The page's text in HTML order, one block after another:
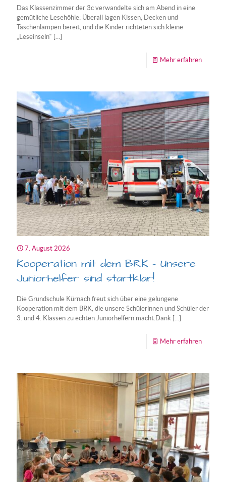
Das Klassenzimmer der 3c verwandelte sich am Abend in eine
gemütliche Lesehöhle: Überall lagen Kissen, Decken und
Taschenlampen bereit, und die Kinder richteten sich kleine
„Leseinseln“ […]
Mehr erfahren-
Klasse
3c
–
Ein
Büchern
und
7. August 2026
Kooperation mit dem BRK – Unsere
Juniorhelfer sind startklar!
Die Grundschule Kürnach freut sich über eine gelungene
Kooperation mit dem BRK, die unsere Schülerinnen und Schüler der
3. und 4. Klassen zu echten Juniorhelfern macht.Dank […]
Mehr erfahren-
mit
dem
BRK
–
Unsere
sind